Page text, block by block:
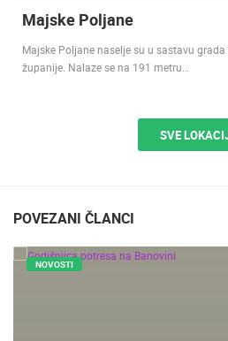
Majske Poljane
Majske Poljane naselje su u sastavu
županije. Nalaze se na 191 metru…
SVE
POVEZANI ČLANCI
NOVOSTI